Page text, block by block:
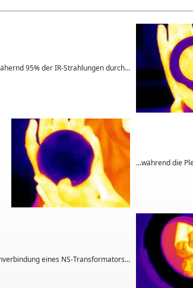
95% der IR-Strahlungen durch...
...während die
eines NS-Transformators...